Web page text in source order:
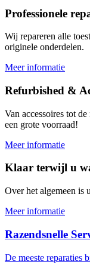
Professionele
Wij repareren alle
originele onderdelen.
Meer informatie
Refurbished &
Van accessoires tot
een grote voorraad!
Meer informatie
Klaar terwijl u
Over het algemeen is
Meer informatie
Razendsnelle
De meeste reparaties